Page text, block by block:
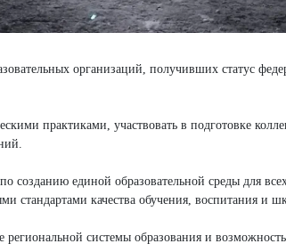
организаций, получивших статус
практиками, участвовать в подготовке
единой образовательной среды для
качества обучения, воспитания и
региональной системы образования и